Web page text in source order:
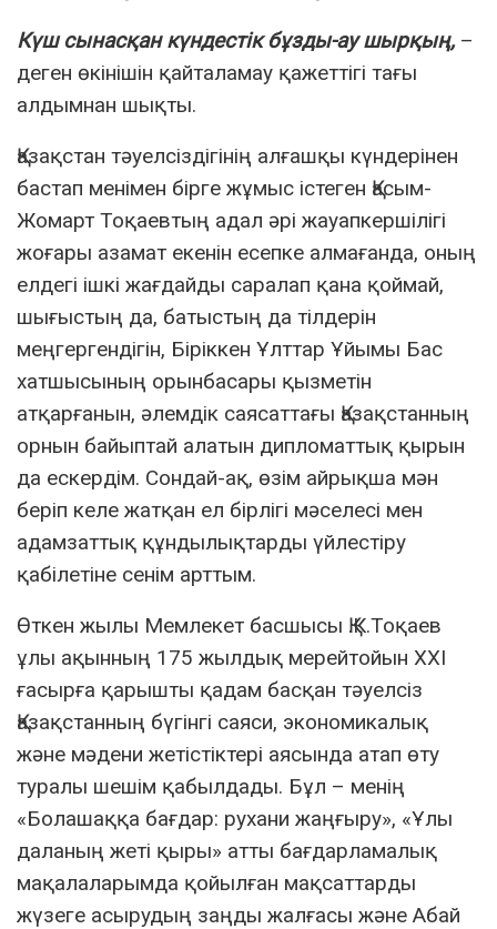
Күш сынасқан күндестік бұзды-ау шырқың,–
деген өкінішін қайталамау қажеттігі тағы
алдымнан шықты.
Қазақстан тәуелсіздігінің алғашқы күндерінен
бастап менімен бірге жұмыс істеген Қасым-
Жомарт Тоқаевтың адал әрі жауапкершілігі
жоғары азамат екенін есепке алмағанда, оның
елдегі ішкі жағдайды саралап қана қоймай,
шығыстың да, батыстың да тілдерін
меңгергендігін, Біріккен Ұлттар Ұйымы Бас
хатшысының орынбасары қызметін
атқарғанын, әлемдік саясаттағы Қазақстанның
орнын байыптай алатын дипломаттық қырын
да ескердім. Сондай-ақ, өзім айрықша мән
беріп келе жатқан ел бірлігі мәселесі мен
адамзаттық құндылықтарды үйлестіру
қабілетіне сенім арттым.
Өткен жылы Мемлекет басшысы Қ.К.Тоқаев
ұлы ақынның 175 жылдық мерейтойын ХХІ
ғасырға қарышты қадам басқан тәуелсіз
Қазақстанның бүгінгі саяси, экономикалық
және мәдени жетістіктері аясында атап өту
туралы шешім қабылдады. Бұл – менің
«Болашаққа бағдар: рухани жаңғыру», «Ұлы
даланың жеті қыры» атты бағдарламалық
мақалаларымда қойылған мақсаттарды
жүзеге асырудың заңды жалғасы және Абай